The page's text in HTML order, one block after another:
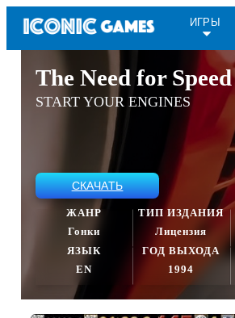
ИГРЫ
The Need for Speed
START YOUR ENGINES
СКАЧАТЬ
ЖАНР
Гонки
ТИП ИЗДАНИЯ
Лицензия
ЯЗЫК
EN
ГОД ВЫХОДА
1994